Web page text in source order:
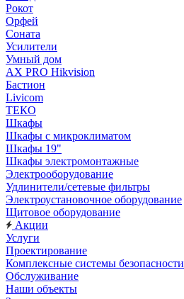
Рокот
Орфей
Соната
Усилители
Умный дом
AX PRO Hikvision
Бастион
Livicom
ТЕКО
Шкафы
Шкафы с микроклиматом
Шкафы 19"
Шкафы электромонтажные
Электрооборудование
Удлинители/сетевые фильтры
Электроустановочное оборудование
Щитовое оборудование
Акции
Услуги
Проектирование
Комплексные системы безопасности
Обслуживание
Наши объекты